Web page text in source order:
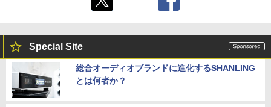
Special Site
総合オーディオブランドに進化するSHANLING
とは何者か？